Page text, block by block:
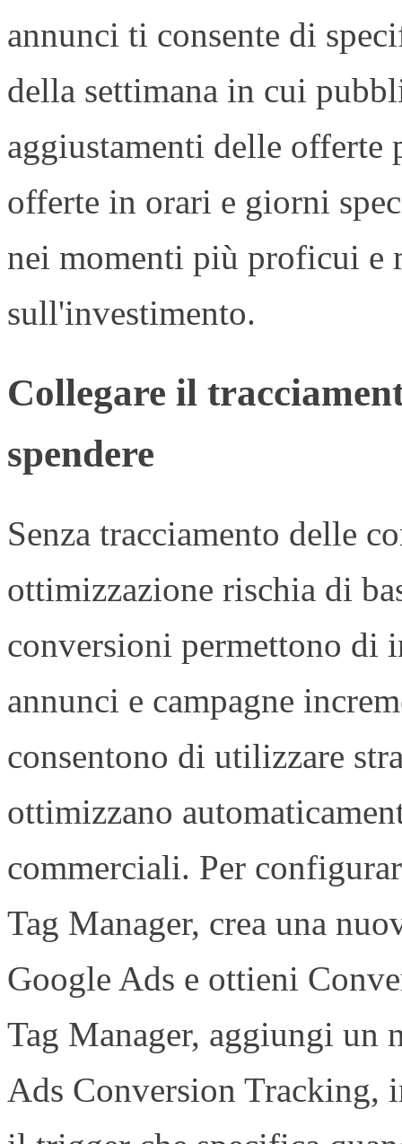
annunci ti consente di
della settimana in cui
aggiustamenti delle offerte
offerte in orari e giorni
nei momenti più proficui
sull'investimento.
Collegare il
spendere
Senza tracciamento delle
ottimizzazione rischia di
conversioni permettono di
annunci e campagne
consentono di utilizzare
ottimizzano
commerciali. Per
Tag Manager, crea una
Google Ads e ottieni
Tag Manager, aggiungi un
Ads Conversion Tracking,